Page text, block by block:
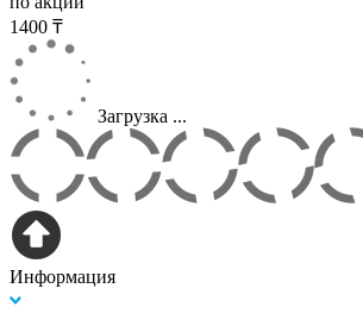
1400 ₸
Загрузка ...
Информация